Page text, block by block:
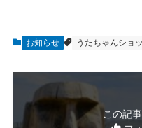
お知らせ うたちゃんショ
この記